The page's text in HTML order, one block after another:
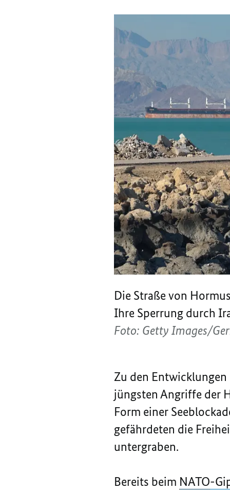
Die Straße von
Ihre Sperrung durch
Foto: Getty Images/
Zu den
jüngsten Angriffe der
Form einer
gefährdeten die
untergraben.
Bereits beim NATO-